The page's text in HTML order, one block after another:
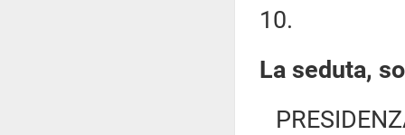
10.
La seduta,